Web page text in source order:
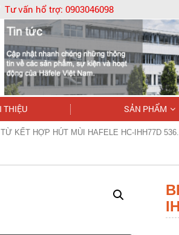
Tư vấn hổ trợ: 0903046098
THIỆU SẢN PHẨM
KẾT HỢP HÚT MÙI HAFELE HC-IHH77D